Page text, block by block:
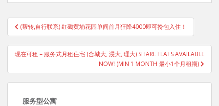
Post
navigation
(帮转,自行联系) 红磡黄埔花园单间首月狂降4000即可拎包入住！
现在可租 – 服务式月租住宅 (合城大, 浸大, 理大) SHARE FLATS AVAILABLE
NOW! (MIN 1 MONTH 最小1个月租期)
服务型公寓